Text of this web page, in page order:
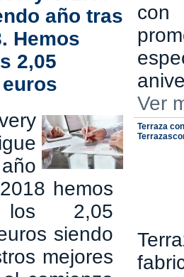
año tras
Hemos
2,05
hemos
los 2,05
siendo
mejores
con
Ver
Terraza